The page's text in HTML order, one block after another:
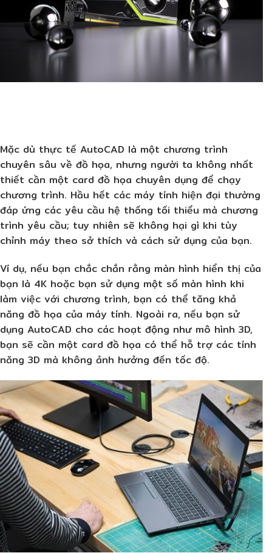
Mặc dù thực tế AutoCAD là một chương trình
chuyên sâu về đồ họa, nhưng người ta không nhất
thiết cần một card đồ họa chuyên dụng để chạy
chương trình. Hầu hết các máy tính hiện đại thường
đáp ứng các yêu cầu hệ thống tối thiểu mà chương
trình yêu cầu; tuy nhiên sẽ không hại gì khi tùy
chỉnh máy theo sở thích và cách sử dụng của bạn.
Ví dụ, nếu bạn chắc chắn rằng màn hình hiển thị của
bạn là 4K hoặc bạn sử dụng một số màn hình khi
làm việc với chương trình, bạn có thể tăng khả
năng đồ họa của máy tính. Ngoài ra, nếu bạn sử
dụng AutoCAD cho các hoạt động như mô hình 3D,
bạn sẽ cần một card đồ họa có thể hỗ trợ các tính
năng 3D mà không ảnh hưởng đến tốc độ.